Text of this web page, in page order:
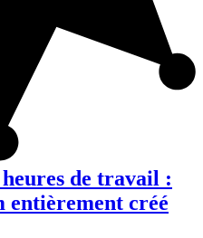
de travail :
entièrement créé